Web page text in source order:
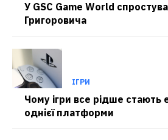
У GSC Game World
Григоровича
ІГРИ
Чому ігри все рідше стають
однієї платформи